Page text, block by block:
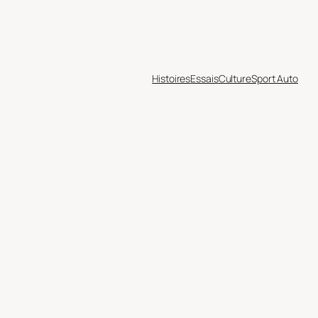
HistoiresEssaisCultureSport Auto